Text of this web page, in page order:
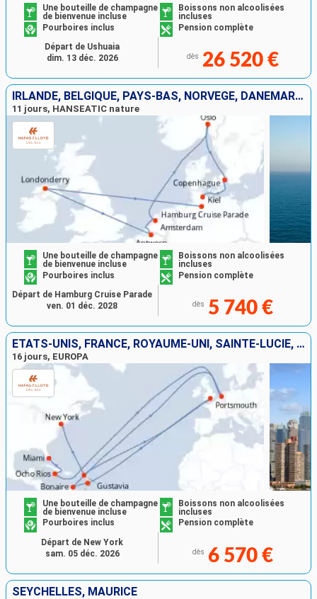
Une bouteille de champagne
de bienvenue incluse
Boissons non alcoolisées
incluses
Pourboires inclus
Pension complète
dès 26 520 €
Départ de Ushuaia
dim. 13 déc. 2026
IRLANDE, BELGIQUE, PAYS-BAS, NORVÈGE, DANEMARK, ALLEMAGNE
11 jours, HANSEATIC nature
Une bouteille de champagne
de bienvenue incluse
Boissons non alcoolisées
incluses
Pourboires inclus
Pension complète
dès 5 740 €
Départ de Hamburg Cruise Parade
ven. 01 déc. 2028
ÉTATS-UNIS, FRANCE, ROYAUME-UNI, SAINTE-LUCIE, BONAIRE, PAYS-BAS, JAMAÏQUE
16 jours, EUROPA
Une bouteille de champagne
de bienvenue incluse
Boissons non alcoolisées
incluses
Pourboires inclus
Pension complète
dès 6 570 €
Départ de New York
sam. 05 déc. 2026
SEYCHELLES, MAURICE